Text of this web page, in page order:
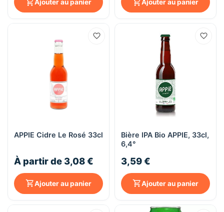
Ajouter au panier Ajouter au panier
APPIE Cidre Le Rosé 33cl
À partir de 3,08 €
Ajouter au panier
Bière IPA Bio APPIE, 33cl,
6,4°
3,59 €
Ajouter au panier